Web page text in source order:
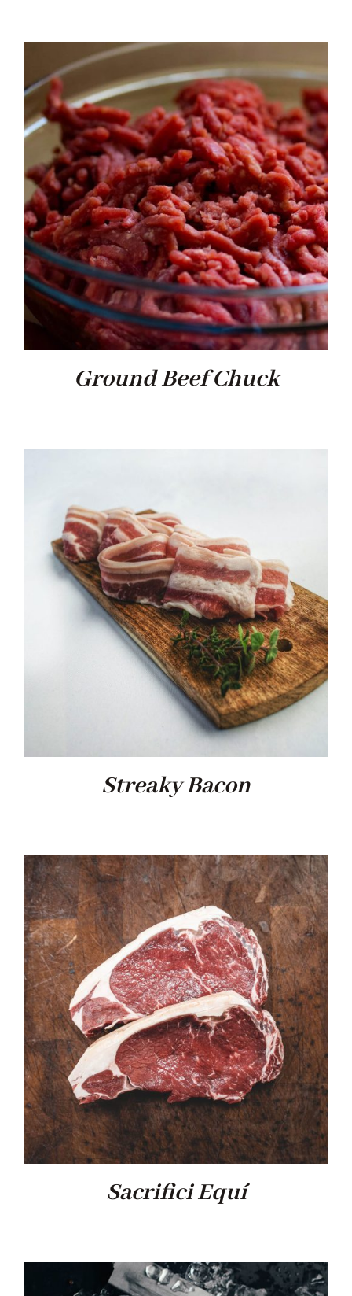
NOTICIES
CONTACTE
Ground Beef Chuck
Streaky Bacon
Sacrifici Equí